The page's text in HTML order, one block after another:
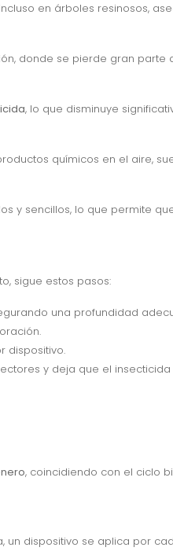
en árboles resinosos,
donde se pierde gran
, lo que disminuye
químicos en el aire,
y sencillos, lo que permite
sigue estos pasos:
una profundidad
dispositivo.
y deja que el
, coincidiendo con el ciclo
dispositivo se aplica por